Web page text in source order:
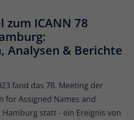
zum ICANN 78
Analysen & Berichte
fand das 78. Meeting der
for Assigned Names and
Hamburg statt - ein Ereignis von
des
der ursprünglich zum
der Website verwendet wurde